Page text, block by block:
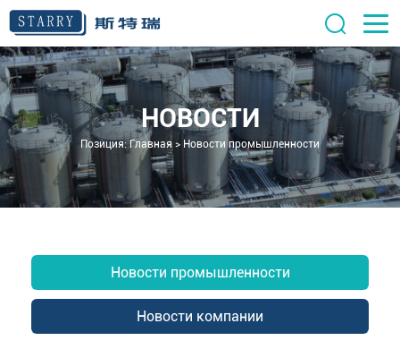
НОВОСТИ
Позиция:Главная> Новости промышленности
Новости промышленности
Новости компании